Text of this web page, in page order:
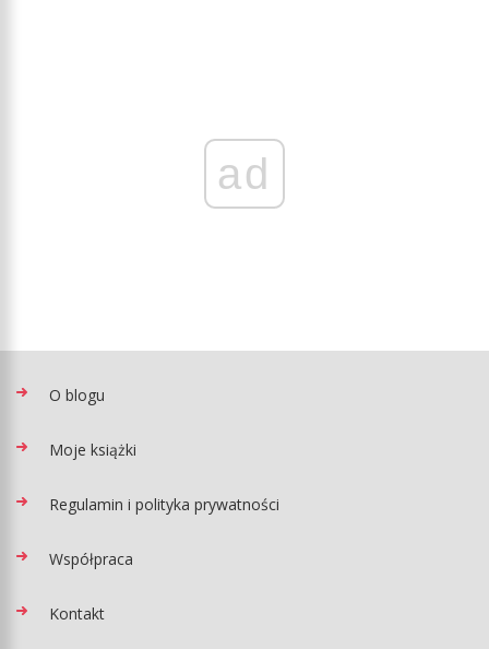
ad
O blogu
Moje książki
Regulamin i polityka prywatności
Współpraca
Kontakt